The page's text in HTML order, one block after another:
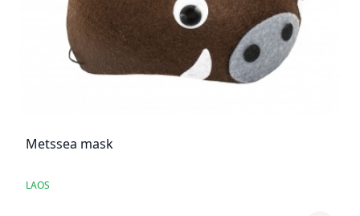
Metssea mask
LAOS